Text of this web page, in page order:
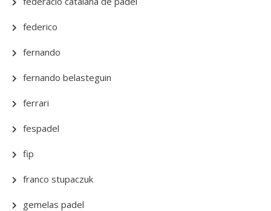
federico
fernando
fernando belasteguin
ferrari
fespadel
fip
franco stupaczuk
gemelas padel